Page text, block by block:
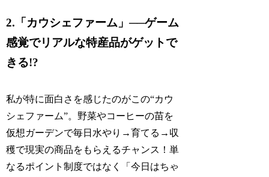
2.「カウシェファーム」──ゲーム
感覚でリアルな特産品がゲットで
きる!?
私が特に面白さを感じたのがこの“カウ
シェファーム”。野菜やコーヒーの苗を
仮想ガーデンで毎日水やり→育てる→収
穫で現実の商品をもらえるチャンス！単
なるポイント制度ではなく「今日はちゃ